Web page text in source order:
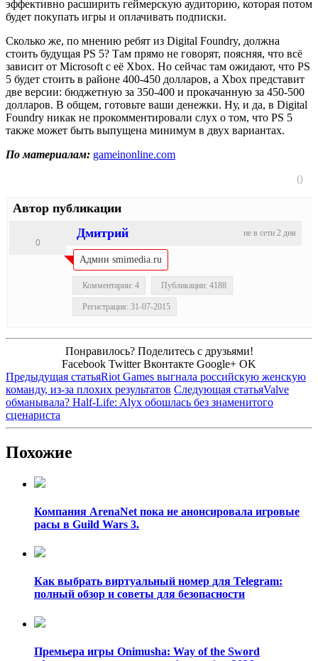
эффективно расширить геймерскую аудиторию, которая потом
будет покупать игры и оплачивать подписки.
Сколько же, по мнению ребят из Digital Foundry, должна
стоить будущая PS 5? Там прямо не говорят, поясняя, что всё
зависит от Microsoft с её Xbox. Но сейчас там ожидают, что PS
5 будет стоить в районе 400-450 долларов, а Xbox представит
две версии: бюджетную за 350-400 и прокачанную за 450-500
долларов. В общем, готовьте ваши денежки. Ну, и да, в Digital
Foundry никак не прокомментировали слух о том, что PS 5
также может быть выпущена минимум в двух вариантах.
По материалам: gameinonline.com
0
Автор публикации
не в сети 2 дня
Дмитрий
0
Админ smimedia.ru
Комментарии: 4 Публикации: 4188
Регистрация: 31-07-2015
Понравилось? Поделитесь с друзьями!
Facebook Twitter Вконтакте Google+ OK
Предыдущая статьяRiot Games выгнала российскую женскую
команду, из-за плохих результатов Следующая статьяValve
обманывала? Half-Life: Alyx обошлась без знаменитого
сценариста
Похожие
Компания ArenaNet пока не анонсировала игровые
расы в Guild Wars 3.
Как выбрать виртуальный номер для Telegram:
полный обзор и советы для безопасности
Премьера игры Onimusha: Way of the Sword